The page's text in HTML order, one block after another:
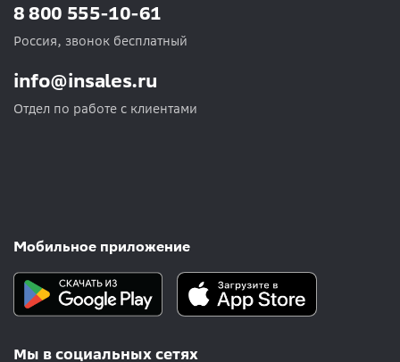
info@insales.ru
Отдел по работе с клиентами
8 800 555-10-61
Россия, звонок бесплатный
Мобильное приложение
Мы в социальных сетях